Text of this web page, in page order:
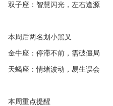
双子座：智慧闪光，左右逢源
本周后两名划小黑叉
金牛座：停滞不前，需破僵局
天蝎座：情绪波动，易生误会
本周重点提醒